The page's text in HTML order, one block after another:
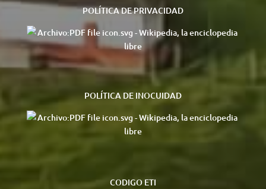
POLÍTICA DE PRIVACIDAD
POLÍTICA DE INOCUIDAD
CODIGO ETI